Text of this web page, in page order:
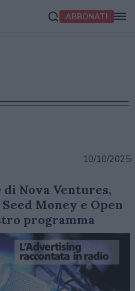
ABBONATI
10/10/2025
di Nova Ventures,
Money e Open
programma